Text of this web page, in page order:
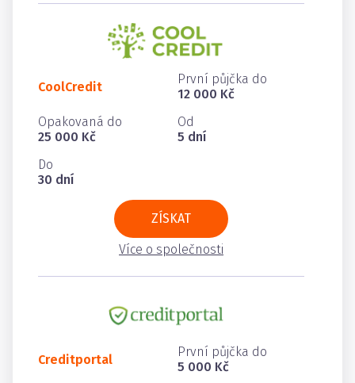
CoolCredit
První půjčka do
12 000 Kč
Opakovaná do
25 000 Kč
Od
5 dní
Do
30 dní
ZÍSKAT
Více o společnosti
Creditportal
První půjčka do
5 000 Kč